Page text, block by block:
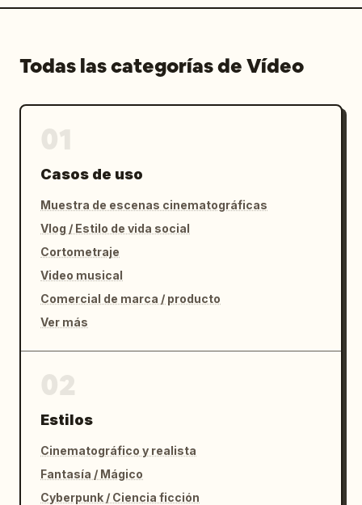
Todas las categorías de Vídeo
Casos de uso
Muestra de escenas cinematográficas
Vlog / Estilo de vida social
Cortometraje
Video musical
Comercial de marca / producto
Ver más
Estilos
Cinematográfico y realista
Fantasía / Mágico
Cyberpunk / Ciencia ficción